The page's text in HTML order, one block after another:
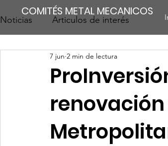
COMITÉS METAL MECANICOS
Noticias Articulos de interés
renovación
7 jun 2 min de lectura